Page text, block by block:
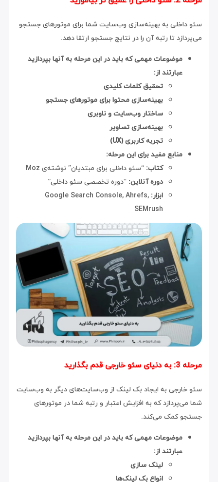
به بهینه‌سازی وب‌سایت شما برای موتورهای جستجو
تا رتبه آن را در نتایج جستجو ارتقا دهد.
موضوعات مهمی که باید در این مرحله به آنها بپردازید
تحقیق کلمات کلیدی
بهینه‌سازی محتوا برای موتورهای جستجو
ساختار وب‌سایت و ناوبری
بهینه‌سازی تصاویر
تجربه کاربری (UX)
منابع مفید برای این مرحله:
“سئو داخلی برای مبتدیان” نوشته‌ی Moz
دوره آنلاین:“دوره تخصصی سئو داخلی”
Google Search Console, Ahrefs,
به ایجاد بک لینک از وب‌سایت‌های دیگر به وب‌سایت
که به افزایش اعتبار و رتبه شما در موتورهای
کمک می‌کند.
موضوعات مهمی که باید در این مرحله به آنها بپردازید
لینک سازی
انواع بک لینک‌ها